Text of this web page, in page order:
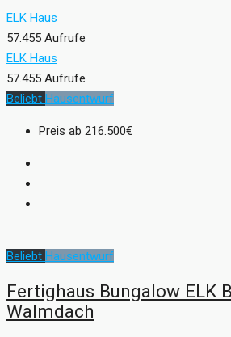
ELK Haus
57.455 Aufrufe
ELK Haus
57.455 Aufrufe
Beliebt Hausentwurf
Preis ab 216.500€
Beliebt Hausentwurf
Fertighaus Bungalow ELK
Walmdach